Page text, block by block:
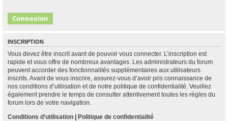
INSCRIPTION
Vous devez être inscrit avant de pouvoir vous connecter. L’inscription est
rapide et vous offre de nombreux avantages. Les administrateurs du forum
peuvent accorder des fonctionnalités supplémentaires aux utilisateurs
inscrits. Avant de vous inscrire, assurez-vous d’avoir pris connaissance de
nos conditions d’utilisation et de notre politique de confidentialité. Veuillez
également prendre le temps de consulter attentivement toutes les règles du
forum lors de votre navigation.
Conditions d’utilisation | Politique de confidentialité